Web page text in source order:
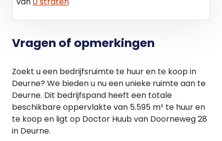
Vragen of opmerkingen
Zoekt u een bedrijfsruimte te huur en te koop in
Deurne? We bieden u nu een unieke ruimte aan te
Deurne. Dit bedrijfspand heeft een totale
beschikbare oppervlakte van 5.595 m² te huur en
te koop en ligt op Doctor Huub van Doorneweg 28
in Deurne.